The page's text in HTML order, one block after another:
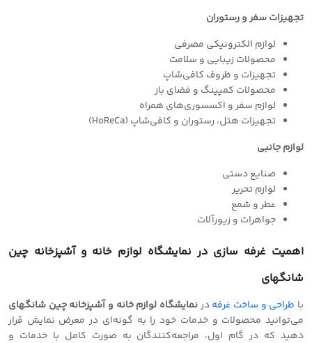
تجهیزات سفر و رستوران
لوازم الکترونیکی مصرفی
محصولات زیبایی و سلامت
تجهیزات و ظروف کافی‌شاپ
محصولات کمپینگ و فضای باز
لوازم سفر و اکسسوری‌های همراه
تجهیزات هتل، رستوران و کافی‌شاپ (HoReCa)
لوازم جانبی
صنایع دستی
لوازم تحریر
عطر و شمع
جواهرات و زیورآلات
اهمیت غرفه سازی در نمایشگاه لوازم خانه و آشپزخانه چین
شانگهای
با طراحی و‌ ساخت غرفهدرنمایشگاه لوازم خانه و آشپزخانه چین شانگهای
می‌توانید محصولات و خدمات خود را به گونه‌ای در معرض نمایش قرار
دهید که در گام اول، مراجعه‌کنندگان به صورت کامل با خدمات و